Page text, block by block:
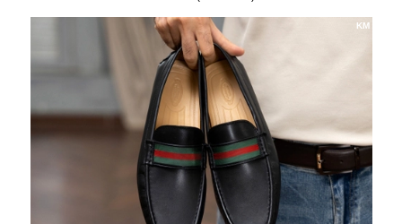
KM